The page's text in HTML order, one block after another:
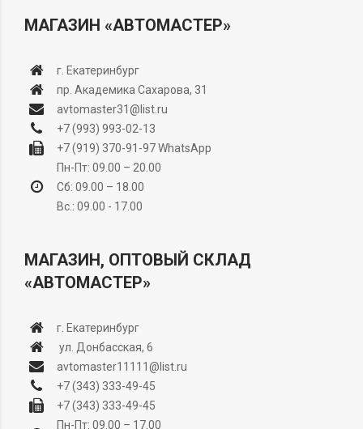
МАГАЗИН «АВТОМАСТЕР»
г. Екатеринбург
пр. Академика Сахарова, 31
avtomaster31@list.ru
+7 (993) 993-02-13
+7 (919) 370-91-97WhatsApp
Пн-Пт: 09.00 – 20.00
Сб: 09.00 – 18.00
Вс.: 09.00 - 17.00
МАГАЗИН, ОПТОВЫЙ СКЛАД
«АВТОМАСТЕР»
г. Екатеринбург
ул. Донбасская, 6
avtomaster11111@list.ru
+7 (343) 333-49-45
+7 (343) 333-49-45
Пн-Пт: 09.00 – 17.00